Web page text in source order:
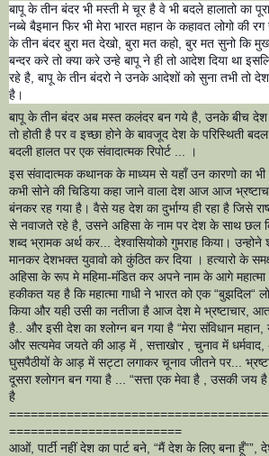
बापू के तीन बंदर भी मस्ती मे चूर है वे भी बदले हालातो का
नब्बे बैइमान फिर भी मेरा भारत महान के कहावत लोगो की
के तीन बंदर बुरा मत देखो, बुरा मत कहो, बुर मत सुनो कि
बन्दर करे तो क्या करे उन्हे बापू ने ही तो आदेश दिया था
रहे है, बापू के तीन बंदरो ने उनके आदेशों को सुना तभी तो
है।
बापू के तीन बंदर अब मस्त कलंदर बन गये है, उनके बीच देश
तो होती है पर व इच्छा होने के बावजूद देश के परिस्थिती
बदली हालत पर एक संवादात्मक रिपोर्ट ... ।
इस संवादात्मक कथानक के माध्यम से यहाँ उन कारणो का
कभी सोने की चिडिया कहा जाने वाला देश आज आज
बंनकर रह गया है। वैसे यह देश का दुर्भाग्य ही रहा है जिसे
से नवाजते रहे है, उसने अहिसा के नाम पर देश के साथ छल
शब्द भ्रामक अर्थ कर... देश्वासियोको गुमराह किया। उन्होने
मानकर देशभक्त युवावो को कुंठित कर दिया । हत्यारो के
अहिसा के रूप मे महिमा-मंडित कर अपने नाम के आगे महात्मा
हकीकत यह है कि महात्मा गाधी ने भारत को एक “बुझदिल“
किया और यही उसी का नतीजा है आज देश मे भ्रष्टाचार,
है.. और इसी देश का श्लोग्न बन गया है “मेरा संविधान महान,
और सत्यमेव जयते की आड़ में , सत्ताखोर , चुनाव में धर्मवाद,
घुसपैठीयों के आड़ में सट्टा लगाकर चूनाव जीतने पर...
दूसरा श्लोगन बन गया है ... “सत्ता एक मेवा है , उसकी जय
है
========================
आओं, पार्टी नहीं देश का पार्ट बने, “मैं देश के लिए बना हूँ””,